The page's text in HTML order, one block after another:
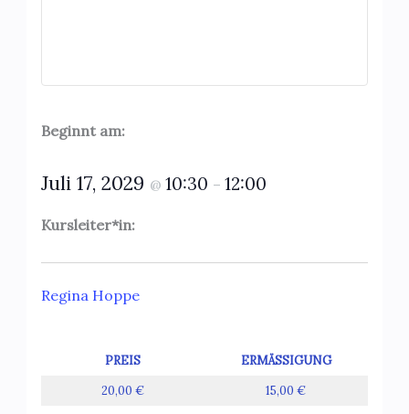
Beginnt am:
Juli 17, 2029 @ 10:30 – 12:00
Kursleiter*in:
Regina Hoppe
PREIS
ERMÄSSIGUNG
20,00 €
15,00 €